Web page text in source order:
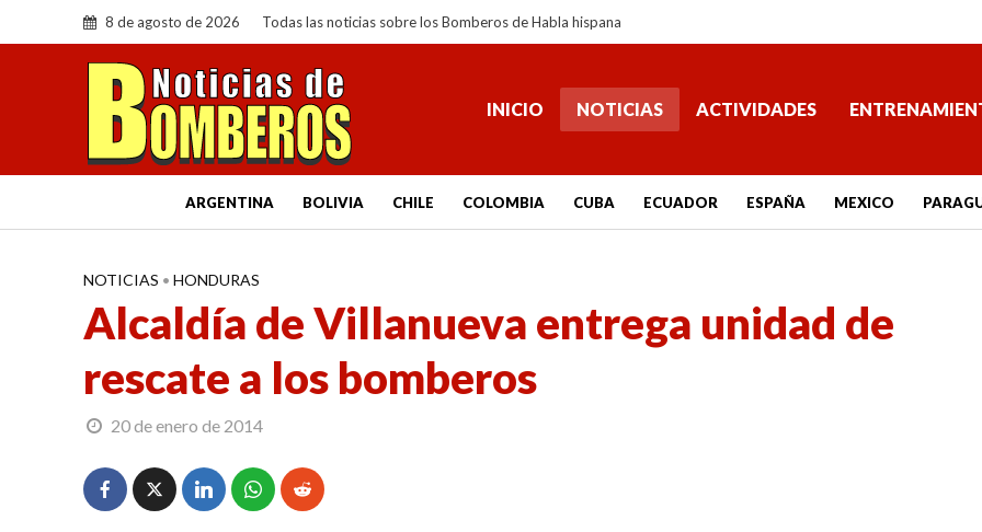
8 de agosto de 2026 Todas las noticias sobre los Bomberos de Habla hispana
INICIO NOTICIAS ACTIVIDADES
ARGENTINA BOLIVIA CHILE COLOMBIA CUBA ECUADOR ESPAÑA MEXICO
NOTICIAS • HONDURAS
Alcaldía de Villanueva entrega unidad de
rescate a los bomberos
20 de enero de 2014